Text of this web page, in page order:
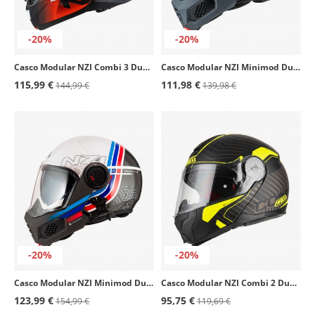
-20%
Casco Modular NZI Combi 3 Duo Metric Negro, Rojo y Blanco Mate
115,99 €144,99 €
-20%
Casco Modular NZI Minimod Duo Antracita Mate
111,98 €139,98 €
-20%
Casco Modular NZI Minimod Duo Watson Blanco, Negro y Azul
123,99 €154,99 €
-20%
Casco Modular NZI Combi 2 Duo Sierra Negro y Amarillo mate
95,75 €119,69 €